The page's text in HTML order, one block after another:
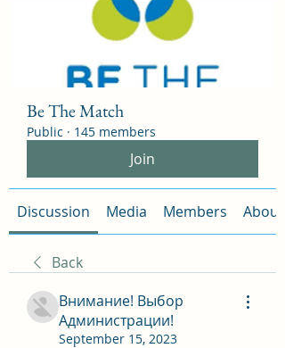
Be The Match
Public · 145 members
Join
Discussion Media Members About
Back
Внимание! Выбор
Администрации!
September 15, 2023